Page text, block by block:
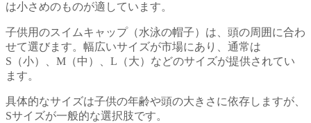
は小さめのものが適しています。
子供用のスイムキャップ（水泳の帽子）は、頭の周囲に合わ
せて選びます。幅広いサイズが市場にあり、通常は
S（小）、M（中）、L（大）などのサイズが提供されてい
ます。
具体的なサイズは子供の年齢や頭の大きさに依存しますが、
Sサイズが一般的な選択肢です。